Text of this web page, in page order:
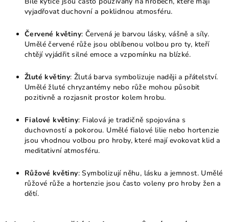
vyjadřovat duchovní a poklidnou atmosféru.
Červené květiny: Červená je barvou lásky, vášně a síly.
Umělé červené růže jsou oblíbenou volbou pro ty, kteří
chtějí vyjádřit silné emoce a vzpomínku na blízké.
Žluté květiny: Žlutá barva symbolizuje naději a přátelství.
Umělé žluté chryzantémy nebo růže mohou působit
pozitivně a rozjasnit prostor kolem hrobu.
Fialové květiny: Fialová je tradičně spojována s
duchovností a pokorou. Umělé fialové lilie nebo hortenzie
jsou vhodnou volbou pro hroby, které mají evokovat klid a
meditativní atmosféru.
Růžové květiny: Symbolizují něhu, lásku a jemnost. Umělé
růžové růže a hortenzie jsou často voleny pro hroby žen a
dětí.